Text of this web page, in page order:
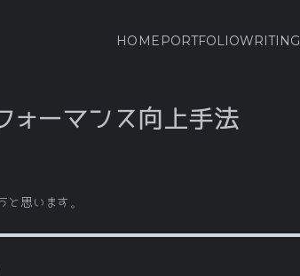
HOME PORTFOLIOWRITING
ォーマンス向上手法
と思います。